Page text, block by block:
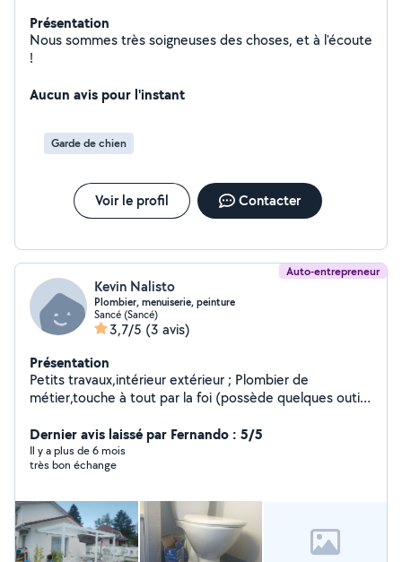
Présentation
Nous sommes très soigneuses des choses, et à l'écoute
!
Aucun avis pour l'instant
Garde de chien
Voir le profil Contacter
Auto-entrepreneur
Kevin Nalisto
Plombier, menuiserie, peinture
Sancé (Sancé)
3,7/5 (3 avis)
Présentation
Petits travaux,intérieur extérieur ; Plombier de
métier,touche à tout par la foi (possède quelques outils
nécessaires auparavan
Dernier avis laissé par Fernando : 5/5
Il y a plus de 6 mois
très bon échange